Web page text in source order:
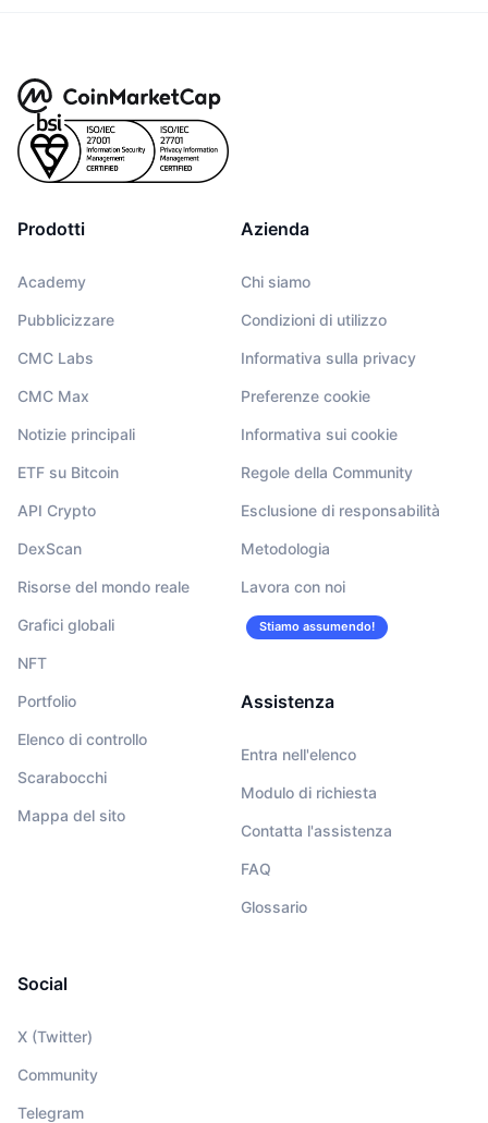
Prodotti
Academy
Pubblicizzare
CMC Labs
CMC Max
Notizie principali
ETF su Bitcoin
API Crypto
DexScan
Risorse del mondo reale
Grafici globali
NFT
Portfolio
Elenco di controllo
Scarabocchi
Mappa del sito
Azienda
Chi siamo
Condizioni di utilizzo
Informativa sulla privacy
Preferenze cookie
Informativa sui cookie
Regole della Community
Esclusione di responsabilità
Metodologia
Lavora con noi
Stiamo assumendo!
Assistenza
Entra nell'elenco
Modulo di richiesta
Contatta l'assistenza
FAQ
Glossario
Social
X (Twitter)
Community
Telegram